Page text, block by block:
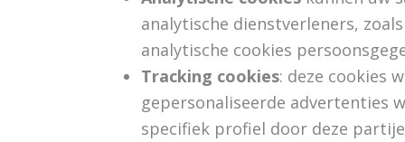
analytische dienstverleners,
analytische cookies
Tracking cookies: deze cookies
gepersonaliseerde advertenties
specifiek profiel door deze